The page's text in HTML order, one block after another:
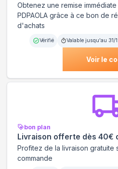
Obtenez une remise
PDPAOLA grâce à ce bon de
d'achats
Vérifié Valable jusqu'au 31/
Voir le
bon plan
Livraison offerte dès 40€
Profitez de la livraison gratuite
commande